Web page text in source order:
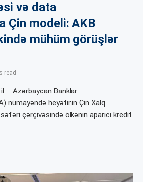
və data
Çin modeli: AKB
mühüm görüşlər
read
il – Azərbaycan Banklar
nümayəndə heyətinin Çin Xalq
çərçivəsində ölkənin aparıcı kredit